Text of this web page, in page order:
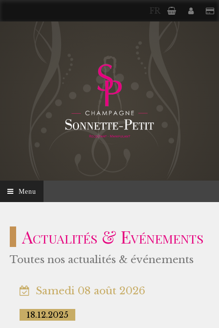
FR
Menu
Actualités & Evénements
Toutes nos actualités & événements
Samedi 08 août 2026
18.12.2025